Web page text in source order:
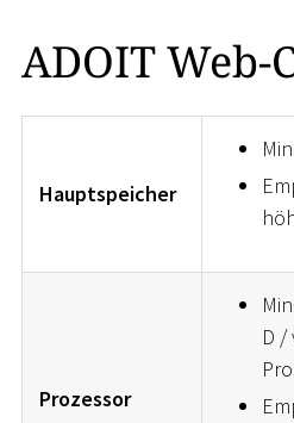
ADOIT Web-
Hauptspeicher
Prozessor
D